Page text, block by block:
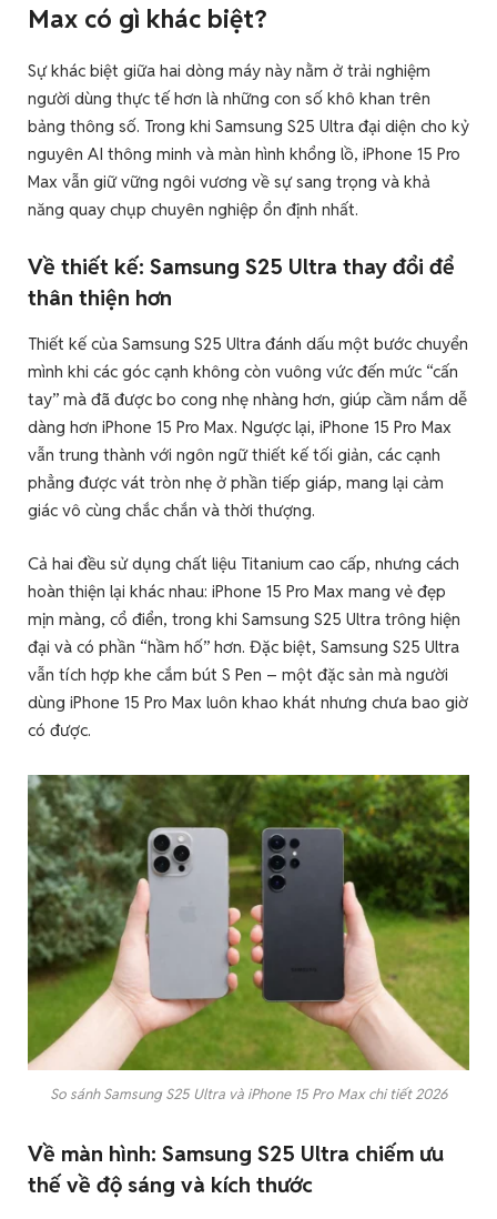
Max có gì khác biệt?
Sự khác biệt giữa hai dòng máy này nằm ở trải nghiệm
người dùng thực tế hơn là những con số khô khan trên
bảng thông số. Trong khi Samsung S25 Ultra đại diện cho kỷ
nguyên AI thông minh và màn hình khổng lồ, iPhone 15 Pro
Max vẫn giữ vững ngôi vương về sự sang trọng và khả
năng quay chụp chuyên nghiệp ổn định nhất.
Về thiết kế: Samsung S25 Ultra thay đổi để
thân thiện hơn
Thiết kế của Samsung S25 Ultra đánh dấu một bước chuyển
mình khi các góc cạnh không còn vuông vức đến mức “cấn
tay” mà đã được bo cong nhẹ nhàng hơn, giúp cầm nắm dễ
dàng hơn iPhone 15 Pro Max. Ngược lại, iPhone 15 Pro Max
vẫn trung thành với ngôn ngữ thiết kế tối giản, các cạnh
phẳng được vát tròn nhẹ ở phần tiếp giáp, mang lại cảm
giác vô cùng chắc chắn và thời thượng.
Cả hai đều sử dụng chất liệu Titanium cao cấp, nhưng cách
hoàn thiện lại khác nhau: iPhone 15 Pro Max mang vẻ đẹp
mịn màng, cổ điển, trong khi Samsung S25 Ultra trông hiện
đại và có phần “hầm hố” hơn. Đặc biệt, Samsung S25 Ultra
vẫn tích hợp khe cắm bút S Pen – một đặc sản mà người
dùng iPhone 15 Pro Max luôn khao khát nhưng chưa bao giờ
có được.
So sánh Samsung S25 Ultra và iPhone 15 Pro Max chi tiết 2026
Về màn hình: Samsung S25 Ultra chiếm ưu
thế về độ sáng và kích thước